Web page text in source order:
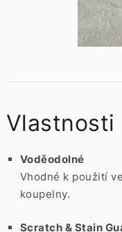
Vlastnosti
Voděodolné
Vhodné k použití
koupelny.
Scratch & Stain